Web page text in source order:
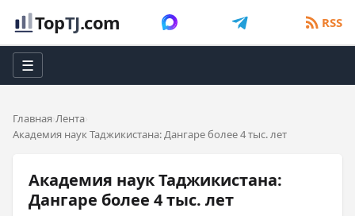
TopTJ.com RSS
☰
Главная Лента
Академия наук Таджикистана: Дангаре более 4 тыс. лет
Академия наук Таджикистана:
Дангаре более 4 тыс. лет